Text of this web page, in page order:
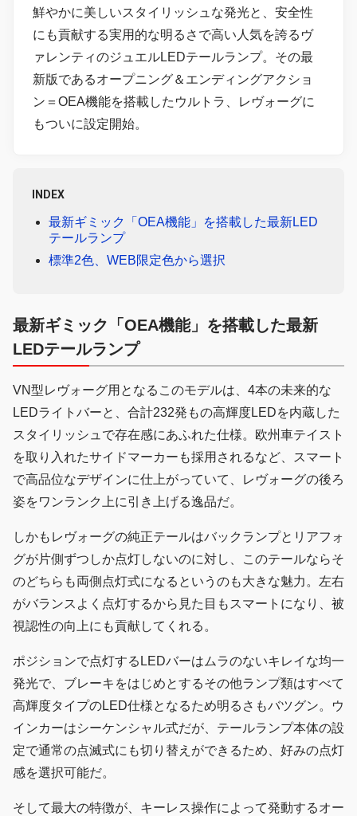
鮮やかに美しいスタイリッシュな発光と、安全性
にも貢献する実用的な明るさで高い人気を誇るヴ
ァレンティのジュエルLEDテールランプ。その最
新版であるオープニング＆エンディングアクショ
ン＝OEA機能を搭載したウルトラ、レヴォーグに
もついに設定開始。
INDEX
最新ギミック「OEA機能」を搭載した最新LED
テールランプ
標準2色、WEB限定色から選択
最新ギミック「OEA機能」を搭載した最新
LEDテールランプ
VN型レヴォーグ用となるこのモデルは、4本の未来的な
LEDライトバーと、合計232発もの高輝度LEDを内蔵した
スタイリッシュで存在感にあふれた仕様。欧州車テイスト
を取り入れたサイドマーカーも採用されるなど、スマート
で高品位なデザインに仕上がっていて、レヴォーグの後ろ
姿をワンランク上に引き上げる逸品だ。
しかもレヴォーグの純正テールはバックランプとリアフォ
グが片側ずつしか点灯しないのに対し、このテールならそ
のどちらも両側点灯式になるというのも大きな魅力。左右
がバランスよく点灯するから見た目もスマートになり、被
視認性の向上にも貢献してくれる。
ポジションで点灯するLEDバーはムラのないキレイな均一
発光で、ブレーキをはじめとするその他ランプ類はすべて
高輝度タイプのLED仕様となるため明るさもバツグン。ウ
インカーはシーケンシャル式だが、テールランプ本体の設
定で通常の点滅式にも切り替えができるため、好みの点灯
感を選択可能だ。
そして最大の特徴が、キーレス操作によって発動するオー